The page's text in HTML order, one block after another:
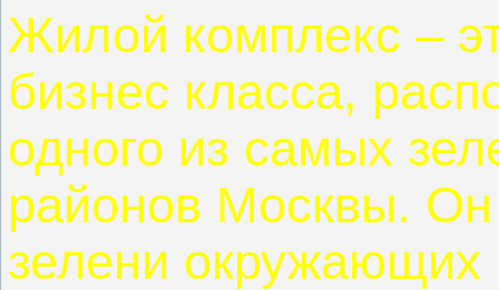
Жилой комплекс –
бизнес класса,
одного из самых
районов Москвы. Он
зелени окружающих